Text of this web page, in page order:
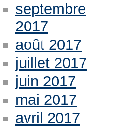
septembre
2017
août 2017
juillet 2017
juin 2017
mai 2017
avril 2017